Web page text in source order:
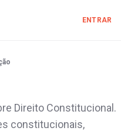
ENTRAR
Direito Constitucional.
constitucionais,